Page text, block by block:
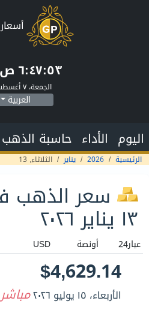
٦:٤٧:٥٤ ص
الجمعة، ٧ أغسطس ٢٠٢٦
العربية
اليوم الأداء حاسبة الذهب
الرئيسية 2026 يناير الثلاثاء, 13
سعر الذهب
١٣ يناير ٢٠٢٦
$4,629.14
الأربعاء، ١٥ يوليو ٢٠٢٦
مباشر